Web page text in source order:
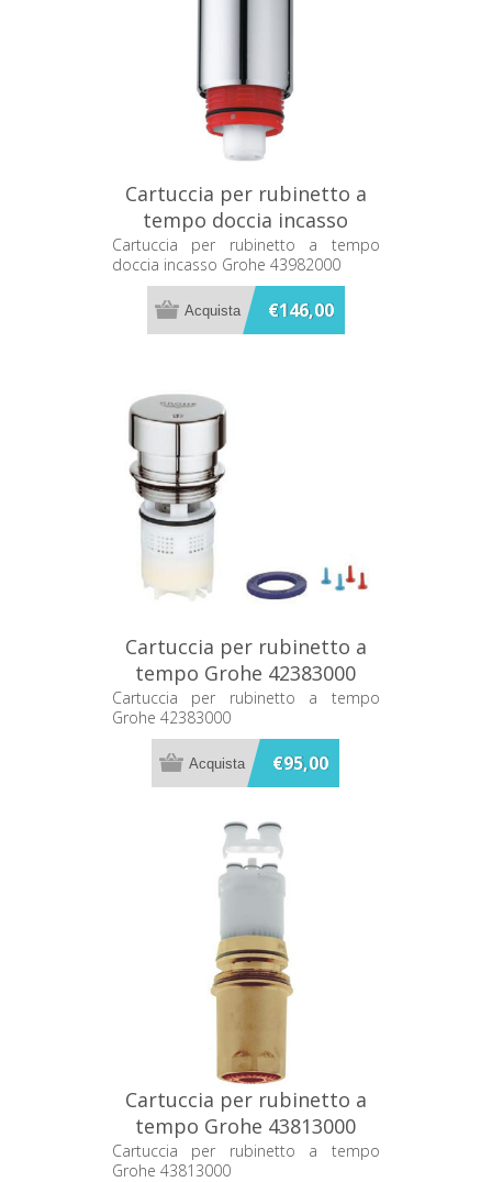
Cartuccia per rubinetto a
tempo doccia incasso
Grohe 43982000
Cartuccia per rubinetto a tempo
doccia incasso Grohe 43982000
€146,00
Cartuccia per rubinetto a
tempo Grohe 42383000
Cartuccia per rubinetto a tempo
Grohe 42383000
€95,00
Cartuccia per rubinetto a
tempo Grohe 43813000
Cartuccia per rubinetto a tempo
Grohe 43813000